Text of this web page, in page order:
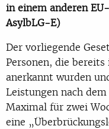
in einem anderen
AsylbLG-E)
Der vorliegende
Personen, die
anerkannt wurden
Leistungen nach
Maximal für zwei
eine